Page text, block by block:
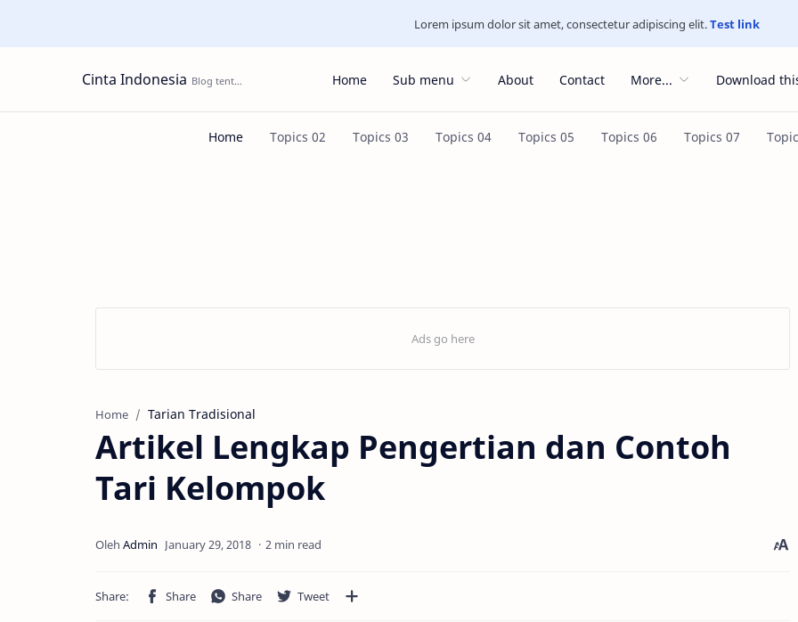
Lorem ipsum dolor sit amet, consectetur adipiscing elit.Test link
Cinta Indonesia Home Sub menu About Contact More... Download
Home Tarian Tradisional
Artikel Lengkap Pengertian dan Contoh
Tari Kelompok
2 min read